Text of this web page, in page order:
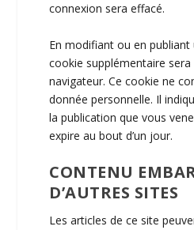
connexion sera effacé.
En modifiant ou en publiant
cookie supplémentaire
navigateur. Ce cookie ne
donnée personnelle. Il
la publication que vous
expire au bout d’un jour.
CONTENU
D’AUTRES SITES
Les articles de ce site